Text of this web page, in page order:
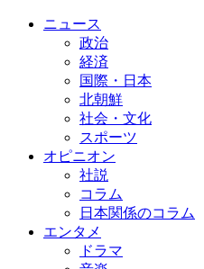
ニュース
政治
経済
国際・日本
北朝鮮
社会・文化
スポーツ
オピニオン
社説
コラム
日本関係のコラム
エンタメ
ドラマ